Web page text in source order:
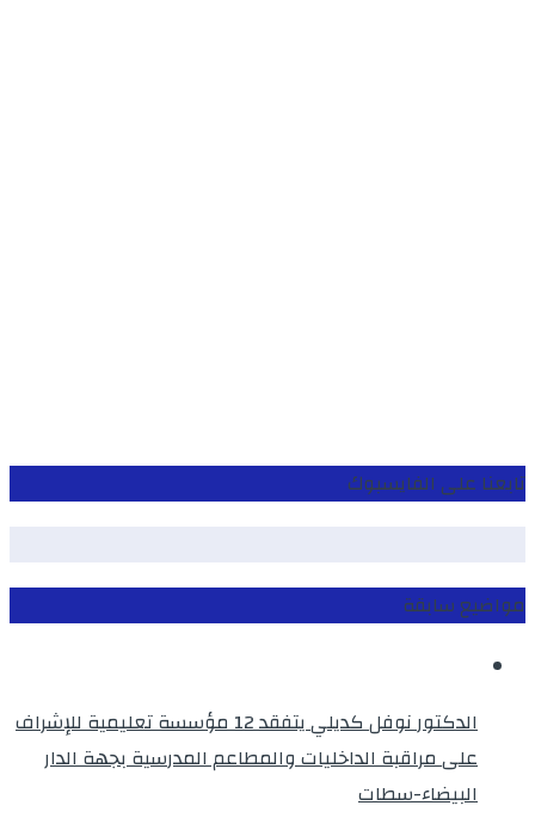
تابعنا على الفايسبوك
مواضيع سابقة
الدكتور نوفل كديلي يتفقد 12 مؤسسة تعليمية للإشراف
على مراقبة الداخليات والمطاعم المدرسية بجهة الدار
البيضاء-سطات